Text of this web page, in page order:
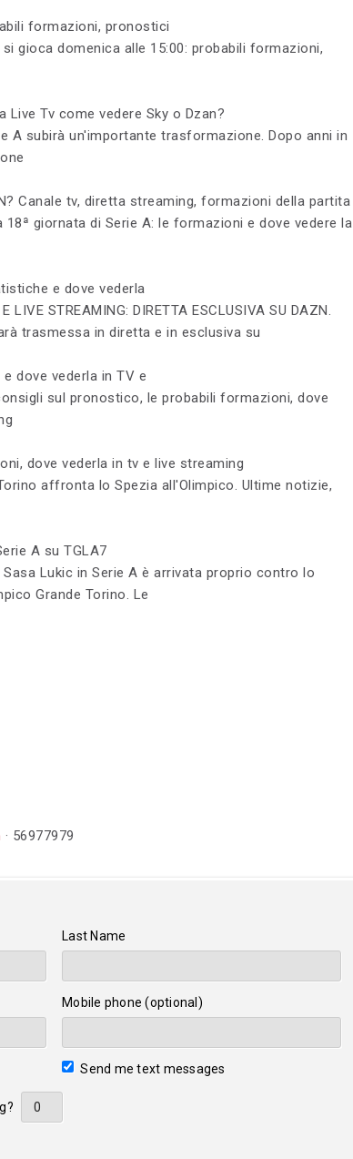
formazioni, pronostici
gioca domenica alle 15:00: probabili formazioni,
Tv come vedere Sky o Dzan?
A subirà un'importante trasformazione. Dopo anni in
Canale tv, diretta streaming, formazioni della partita
giornata di Serie A: le formazioni e dove vedere la
e dove vederla
LIVE STREAMING: DIRETTA ESCLUSIVA SU DAZN.
trasmessa in diretta e in esclusiva su
dove vederla in TV e
sul pronostico, le probabili formazioni, dove
dove vederla in tv e live streaming
affronta lo Spezia all'Olimpico. Ultime notizie,
A su TGLA7
Lukic in Serie A è arrivata proprio contro lo
Grande Torino. Le
· 56977979
Last Name
Mobile phone (optional)
Send me text messages